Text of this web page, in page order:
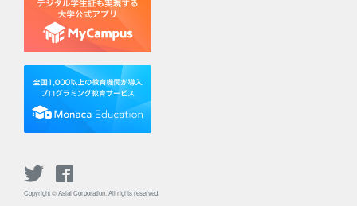
Copyright © Asial Corporation. All rights reserved.